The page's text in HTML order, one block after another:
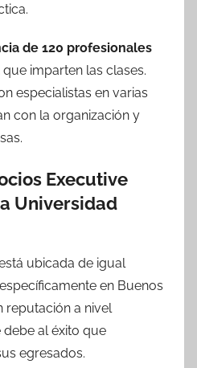
de 120 profesionales
que imparten las clases.
especialistas en varias
con la organización y
Executive
Universidad
ubicada de igual
en Buenos
reputación a nivel
debe al éxito que
egresados.